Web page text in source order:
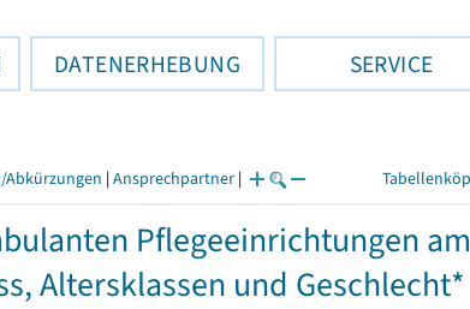
DATENERHEBUNG SERVICE
| Ansprechpartner |
Pflegeeinrichtungen
Altersklassen und Geschlecht*